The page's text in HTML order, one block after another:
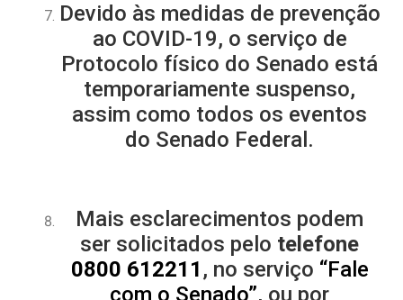
Devido às medidas de prevenção
ao COVID-19, o serviço de
Protocolo físico do Senado está
temporariamente suspenso,
assim como todos os eventos
do Senado Federal.
Mais esclarecimentos podem
ser solicitados pelo telefone
0800 612211 , no serviço “Fale
com o Senado”, ou por